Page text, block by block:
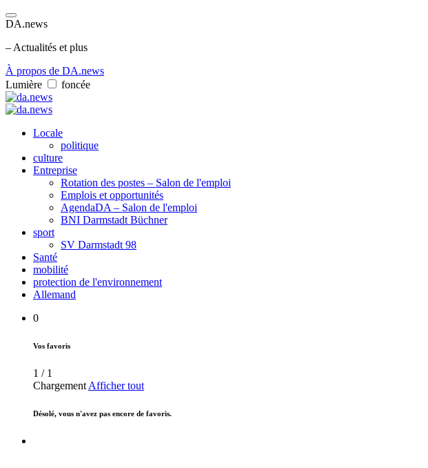
DA.news
– Actualités et plus
À propos de DA.news
Lumière
foncée
Locale
politique
culture
Entreprise
Rotation des postes – Salon de l'emploi
Emplois et opportunités
AgendaDA – Salon de l'emploi
BNI Darmstadt Büchner
sport
SV Darmstadt 98
Santé
mobilité
protection de l'environnement
Allemand
0
Vos favoris
1 / 1
Chargement Afficher tout
Désolé, vous n'avez pas encore de favoris.